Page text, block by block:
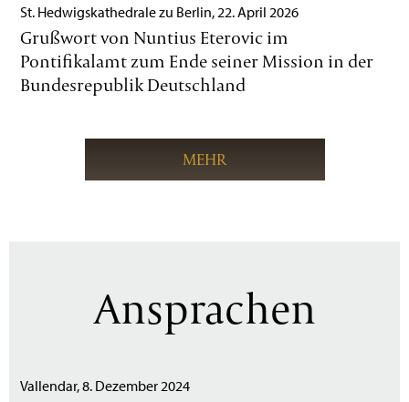
St. Hedwigskathedrale zu Berlin, 22. April 2026
Grußwort von Nuntius Eterovic im
Pontifikalamt zum Ende seiner Mission in der
Bundesrepublik Deutschland
MEHR
Ansprachen
Vallendar, 8. Dezember 2024